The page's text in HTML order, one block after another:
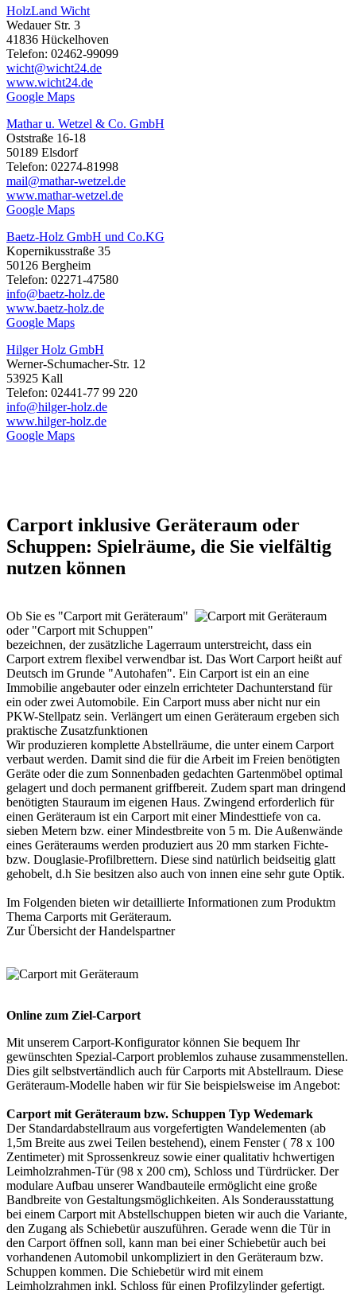
HolzLand Wicht
Wedauer Str. 3
41836 Hückelhoven
Telefon: 02462-99099
wicht@wicht24.de
www.wicht24.de
Google Maps
Mathar u. Wetzel & Co. GmbH
Oststraße 16-18
50189 Elsdorf
Telefon: 02274-81998
mail@mathar-wetzel.de
www.mathar-wetzel.de
Google Maps
Baetz-Holz GmbH und Co.KG
Kopernikusstraße 35
50126 Bergheim
Telefon: 02271-47580
info@baetz-holz.de
www.baetz-holz.de
Google Maps
Hilger Holz GmbH
Werner-Schumacher-Str. 12
53925 Kall
Telefon: 02441-77 99 220
info@hilger-holz.de
www.hilger-holz.de
Google Maps
Carport inklusive Geräteraum oder
Schuppen: Spielräume, die Sie vielfältig
nutzen können
Ob Sie es "Carport mit Geräteraum"
oder "Carport mit Schuppen"
bezeichnen, der zusätzliche Lagerraum unterstreicht, dass ein
Carport extrem flexibel verwendbar ist. Das Wort Carport heißt auf
Deutsch im Grunde "Autohafen". Ein Carport ist ein an eine
Immobilie angebauter oder einzeln errichteter Dachunterstand für
ein oder zwei Automobile. Ein Carport muss aber nicht nur ein
PKW-Stellpatz sein. Verlängert um einen Geräteraum ergeben sich
praktische Zusatzfunktionen
Wir produzieren komplette Abstellräume, die unter einem Carport
verbaut werden. Damit sind die für die Arbeit im Freien benötigten
Geräte oder die zum Sonnenbaden gedachten Gartenmöbel optimal
gelagert und doch permanent griffbereit. Zudem spart man dringend
benötigten Stauraum im eigenen Haus. Zwingend erforderlich für
einen Geräteraum ist ein Carport mit einer Mindesttiefe von ca.
sieben Metern bzw. einer Mindestbreite von 5 m. Die Außenwände
eines Geräteraums werden produziert aus 20 mm starken Fichte-
bzw. Douglasie-Profilbrettern. Diese sind natürlich beidseitig glatt
gehobelt, d.h Sie besitzen also auch von innen eine sehr gute Optik.
Im Folgenden bieten wir detaillierte Informationen zum Produktm
Thema Carports mit Geräteraum.
Zur Übersicht derHandelspartner
Online zum Ziel-Carport
Mit unserem Carport-Konfiguratorkönnen Sie bequem Ihr
gewünschten Spezial-Carport problemlos zuhause zusammenstellen.
Dies gilt selbstvertändlich auch für Carports mit Abstellraum. Diese
Geräteraum-Modelle haben wir für Sie beispielsweise im Angebot:
Carport mit Geräteraum bzw. Schuppen Typ Wedemark
Der Standardabstellraum aus vorgefertigten Wandelementen (ab
1,5m Breite aus zwei Teilen bestehend), einem Fenster ( 78 x 100
Zentimeter) mit Sprossenkreuz sowie einer qualitativ hchwertigen
Leimholzrahmen-Tür (98 x 200 cm), Schloss und Türdrücker. Der
modulare Aufbau unserer Wandbauteile ermöglicht eine große
Bandbreite von Gestaltungsmöglichkeiten. Als Sonderausstattung
bei einem Carport mit Abstellschuppen bieten wir auch die Variante,
den Zugang als Schiebetür auszuführen. Gerade wenn die Tür in
den Carport öffnen soll, kann man bei einer Schiebetür auch bei
vorhandenen Automobil unkompliziert in den Geräteraum bzw.
Schuppen kommen. Die Schiebetür wird mit einem
Leimholzrahmen inkl. Schloss für einen Profilzylinder gefertigt.